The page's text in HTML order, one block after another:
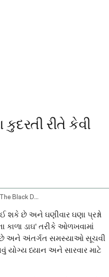
કુદરતી રીતે કેવી
How To Remove The Black Dots On The Tongue Naturally
શકે છે અને ઘણીવાર ઘણા પ્રશ્નો
ડાઘ' તરીકે ઓળખવામાં
અને અંતર્ગત સમસ્યાઓ સૂચવી
ધ્યાન અને સારવાર માટે